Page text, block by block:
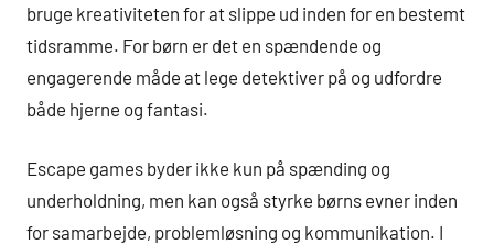
bruge kreativiteten for at slippe ud inden for en bestemt
tidsramme. For børn er det en spændende og
engagerende måde at lege detektiver på og udfordre
både hjerne og fantasi.
Escape games byder ikke kun på spænding og
underholdning, men kan også styrke børns evner inden
for samarbejde, problemløsning og kommunikation. I